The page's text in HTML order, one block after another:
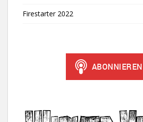
Firestarter 2022